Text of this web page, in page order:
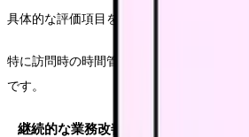
具体的な評価項目を設定し、定期的な進捗
特に訪問時の時間管理やルート選択につい
です。
継続的な業務改善の仕組み